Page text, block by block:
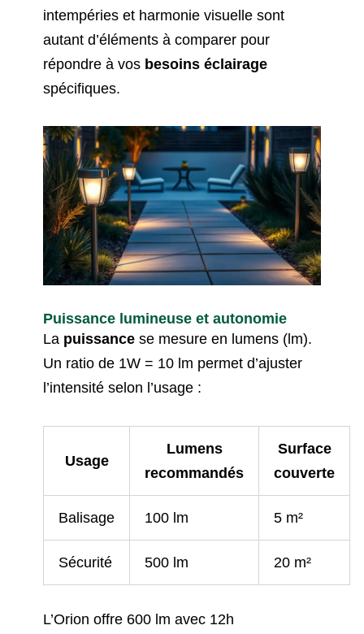
intempéries et harmonie visuelle sont
autant d’éléments à comparer pour
répondre à vos besoins éclairage
spécifiques.
Puissance lumineuse et autonomie
La puissance se mesure en lumens (lm).
Un ratio de 1W = 10 lm permet d’ajuster
l’intensité selon l’usage :
Usage
Lumens
recommandés
Surface
couverte
Balisage 100 lm 5 m²
Sécurité 500 lm 20 m²
L’Orion offre 600 lm avec 12h